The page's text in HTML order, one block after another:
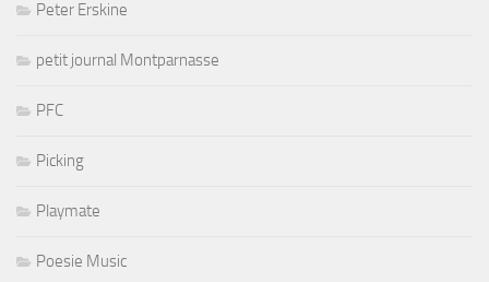
Peter Erskine
petit journal Montparnasse
PFC
Picking
Playmate
Poesie Music